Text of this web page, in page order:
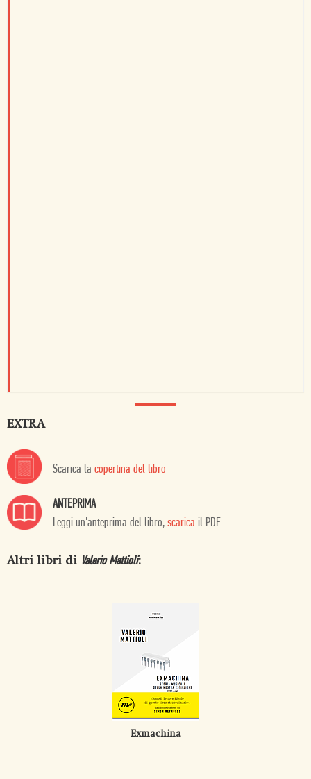
EXTRA
Scarica la copertina del libro
ANTEPRIMA
Leggi un'anteprima del libro, scarica il PDF
Altri libri di Valerio Mattioli:
Exmachina